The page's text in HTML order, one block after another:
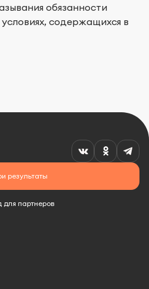
обязанности
содержащихся в
результаты
для партнеров